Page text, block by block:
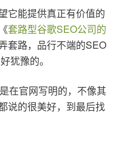
它能提供真正有价值的
套路型谷歌SEO公司的
套路，品行不端的SEO
犹豫的。
在官网写明的，不像其
说的很美好，到最后找